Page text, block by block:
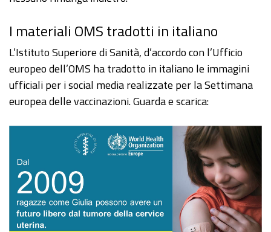
I materiali OMS tradotti in italiano
L’Istituto Superiore di Sanità, d’accordo con l’Ufficio
europeo dell’OMS ha tradotto in italiano le immagini
ufficiali per i social media realizzate per la Settimana
europea delle vaccinazioni. Guarda e scarica: